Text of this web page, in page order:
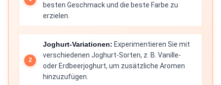
besten Geschmack und die beste Farbe zu
erzielen.
Joghurt-Variationen: Experimentieren Sie mit
verschiedenen Joghurt-Sorten, z. B. Vanille-
oder Erdbeerjoghurt, um zusätzliche Aromen
hinzuzufügen.